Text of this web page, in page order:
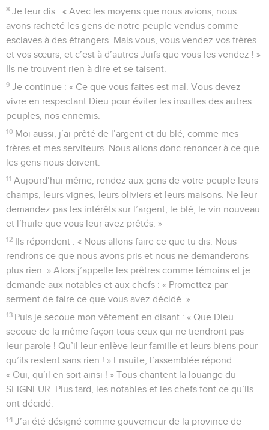
8 Je leur dis : « Avec les moyens que nous avions, nous
avons racheté les gens de notre peuple vendus comme
esclaves à des étrangers. Mais vous, vous vendez vos frères
et vos sœurs, et c’est à d’autres Juifs que vous les vendez ! »
Ils ne trouvent rien à dire et se taisent.
9 Je continue : « Ce que vous faites est mal. Vous devez
vivre en respectant Dieu pour éviter les insultes des autres
peuples, nos ennemis.
10 Moi aussi, j’ai prêté de l’argent et du blé, comme mes
frères et mes serviteurs. Nous allons donc renoncer à ce que
les gens nous doivent.
11 Aujourd’hui même, rendez aux gens de votre peuple leurs
champs, leurs vignes, leurs oliviers et leurs maisons. Ne leur
demandez pas les intérêts sur l’argent, le blé, le vin nouveau
et l’huile que vous leur avez prêtés. »
12 Ils répondent : « Nous allons faire ce que tu dis. Nous
rendrons ce que nous avons pris et nous ne demanderons
plus rien. » Alors j’appelle les prêtres comme témoins et je
demande aux notables et aux chefs : « Promettez par
serment de faire ce que vous avez décidé. »
13 Puis je secoue mon vêtement en disant : « Que Dieu
secoue de la même façon tous ceux qui ne tiendront pas
leur parole ! Qu’il leur enlève leur famille et leurs biens pour
qu’ils restent sans rien ! » Ensuite, l’assemblée répond :
« Oui, qu’il en soit ainsi ! » Tous chantent la louange du
SEIGNEUR. Plus tard, les notables et les chefs font ce qu’ils
ont décidé.
14 J’ai été désigné comme gouverneur de la province de